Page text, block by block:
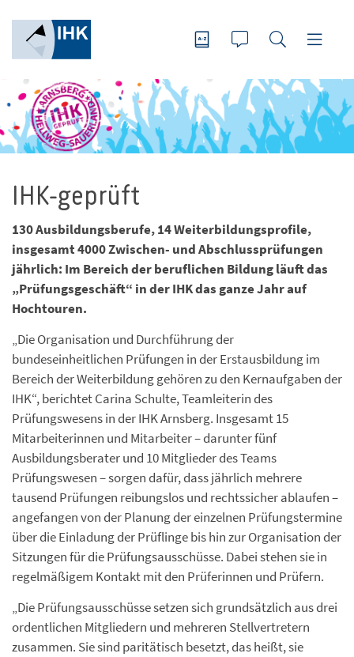
IHK-geprüft
130 Ausbildungsberufe, 14 Weiterbildungsprofile,
insgesamt 4000 Zwischen- und Abschlussprüfungen
jährlich: Im Bereich der beruflichen Bildung läuft das
„Prüfungsgeschäft“ in der IHK das ganze Jahr auf
Hochtouren.
„Die Organisation und Durchführung der
bundeseinheitlichen Prüfungen in der Erstausbildung im
Bereich der Weiterbildung gehören zu den Kernaufgaben der
IHK“, berichtet Carina Schulte, Teamleiterin des
Prüfungswesens in der IHK Arnsberg. Insgesamt 15
Mitarbeiterinnen und Mitarbeiter – darunter fünf
Ausbildungsberater und 10 Mitglieder des Teams
Prüfungswesen – sorgen dafür, dass jährlich mehrere
tausend Prüfungen reibungslos und rechtssicher ablaufen –
angefangen von der Planung der einzelnen Prüfungstermine
über die Einladung der Prüflinge bis hin zur Organisation der
Sitzungen für die Prüfungsausschüsse. Dabei stehen sie in
regelmäßigem Kontakt mit den Prüferinnen und Prüfern.
„Die Prüfungsausschüsse setzen sich grundsätzlich aus drei
ordentlichen Mitgliedern und mehreren Stellvertretern
zusammen. Sie sind paritätisch besetzt, das heißt, sie